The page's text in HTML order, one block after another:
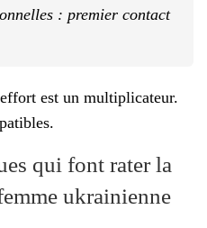
: premier contact
est un multiplicateur.
qui font rater la
ukrainienne